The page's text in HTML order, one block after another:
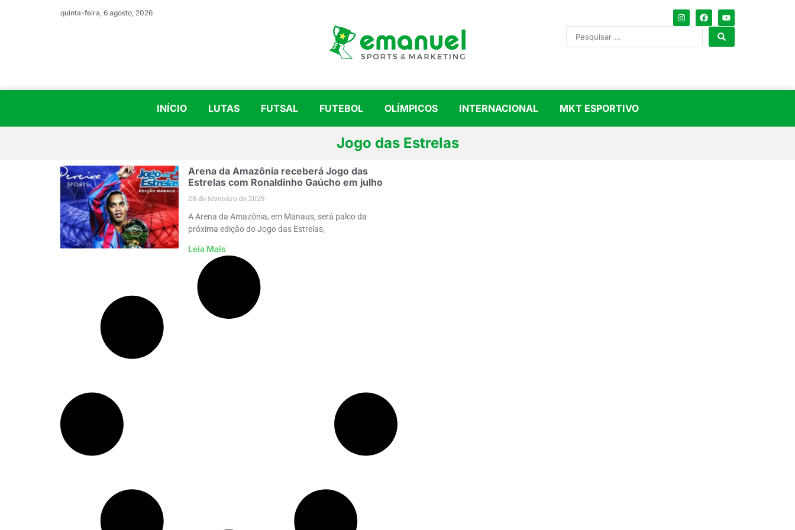
quinta-feira, 6 agosto, 2026
INÍCIO LUTAS FUTSAL FUTEBOL OLÍMPICOS INTERNACIONAL MKT ESPORTIVO
Jogo das Estrelas
Arena da Amazônia receberá Jogo das
Estrelas com Ronaldinho Gaúcho em julho
28 de fevereiro de 2025
A Arena da Amazônia, em Manaus, será palco da
próxima edição do Jogo das Estrelas,
Leia Mais